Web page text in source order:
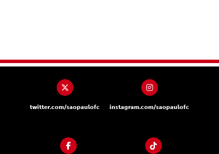
twitter.com/saopaulofc instagram.com/saopaulofc